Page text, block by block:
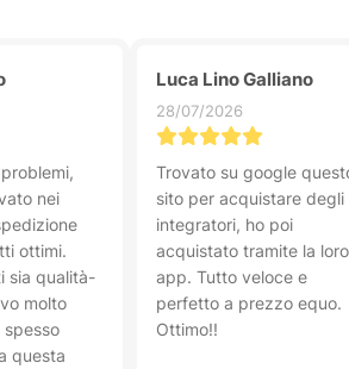
nei
ottimi.
sia qualità-
molto
questa
Luca Lino Galliano
28/07/2026
Trovato su google
sito per acquistare degli
integratori, ho poi
acquistato tramite la loro
app. Tutto veloce e
perfetto a prezzo equo.
Ottimo!!